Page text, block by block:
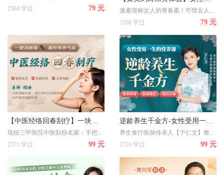
2584 学过
79 元
激素堪称女人的青春素！可惜女人一过30岁，内分泌功能衰退，【黄奕刘涛亲身体验】女性内分泌回春必修课，每天5分钟，让身体回归20岁
2168 学过
79 元
【中医经络回春刮疗】一块刮痧板，通经络养气血，让你紧致抗老/焕养美体/全家保健
现役三甲医院中医刮痧名家：手把手带您学会用一块刮板通全身经络养气血，让你紧致抗老/焕养美体/全家保健
2571 学过
99 元
逆龄养生千金方-女性受用一生的营养课
养生食疗医脉传承人【于仁文】教你逆龄变美，21天养成不老女神
2716 学过
99 元